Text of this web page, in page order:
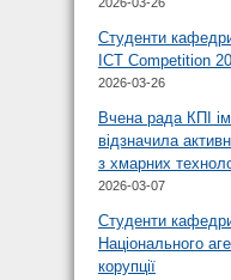
Студенти
ICT Competition
2026-03-26
Вчена рада КПІ
відзначила
з хмарних
2026-03-07
Студенти
Національного
корупції